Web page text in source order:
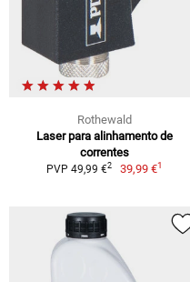
Rothewald
Laser para alinhamento de
correntes
PVP 49,99 €2 39,99 €1